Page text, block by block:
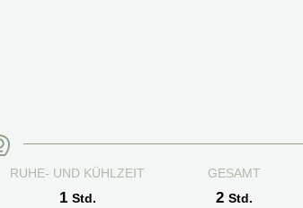
RUHE- UND KÜHLZEIT
1Stunde
Std.
GESAMT
2Stunden
Std.